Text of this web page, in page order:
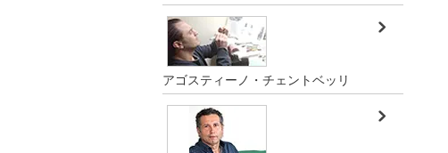
アゴスティーノ・チェントベッリ